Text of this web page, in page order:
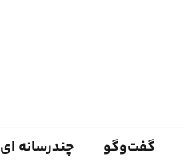
گفت‌وگو چندرسانه ای